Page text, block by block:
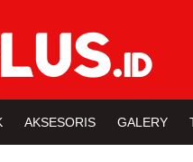
AKSESORIS GALERY